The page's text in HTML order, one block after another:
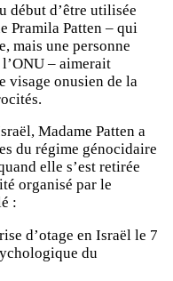
début d’être utilisée
Pramila Patten – qui
mais une personne
– aimerait
visage onusien de la
Madame Patten a
du régime génocidaire
elle s’est retirée
organisé par le
:
d’otage en Israël le 7
du